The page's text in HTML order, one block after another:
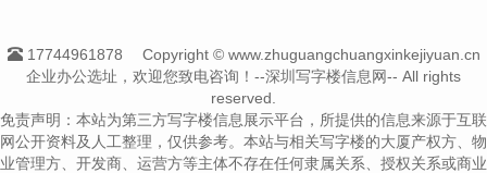
17744961878
Copyright © www.zhuguangchuangxinkejiyuan.cn
企业办公选址，欢迎您致电咨询！--深圳写字楼信息网-- All rights
reserved.
免责声明：本站为第三方写字楼信息展示平台，所提供的信息来源于互联
网公开资料及人工整理，仅供参考。本站与相关写字楼的大厦产权方、物
业管理方、开发商、运营方等主体不存在任何隶属关系、授权关系或商业